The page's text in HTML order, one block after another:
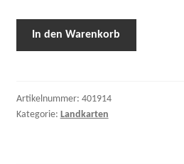
In den Warenkorb
Artikelnummer: 401914
Kategorie: Landkarten